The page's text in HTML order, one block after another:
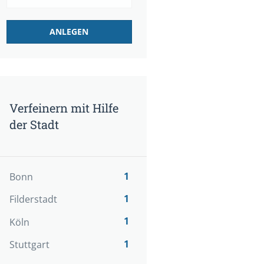
Verfeinern mit Hilfe
der Stadt
Bonn
1
Filderstadt
1
Köln
1
Stuttgart
1